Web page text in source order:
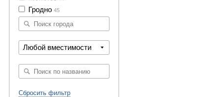
Гродно 45
Любой вместимости
Сбросить фильтр